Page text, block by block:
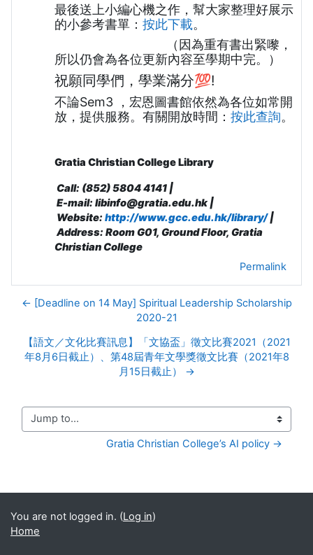
最後送上小編心機之作，幫大家整理好展示
的小參考書單： 按此下載。
（因為重有書出緊嚟，
所以仍會為各位更新內容至學期中完。）
祝願同學們 ， 學業滿分💯!
不論Sem3 ，宏恩圖書館依然為各位如常開
放，提供服務。有關開放時間： 按此查詢。
Gratia Christian College Library
Call: (852) 5804 4141 |
E-mail: libinfo@gratia.edu.hk |
Website: http://www.gcc.edu.hk/library/|
Address: Room G01, Ground Floor, Gratia
Christian College
Permalink
← [Deadline on 14 May] Spiritual Leadership Scholarship
2020-21
【語文／文化比賽訊息】「文協盃」徵文比賽2021（2021
年8月6日截止）、第48屆青年文學獎徵文比賽（2021年8
月15日截止） →
Jump to...
Gratia Christian College’s AI policy →
You are not logged in. (Log in)
Home